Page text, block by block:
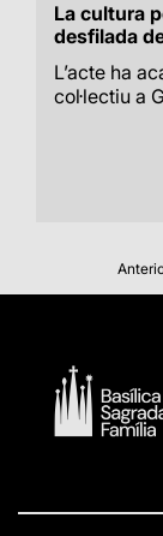
La cultura
desfilada
L’acte ha
col·lectiu a